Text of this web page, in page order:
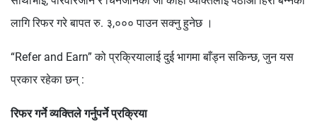
लागि रिफर गरे बापत रु. ३,००० पाउन सक्नु हुनेछ ।
“Refer and Earn” को प्रक्रियालाई दुई भागमा बाँड्न सकिन्छ, जुन यस
प्रकार रहेका छन् :
रिफर गर्ने व्यक्तिले गर्नुपर्ने प्रक्रिया